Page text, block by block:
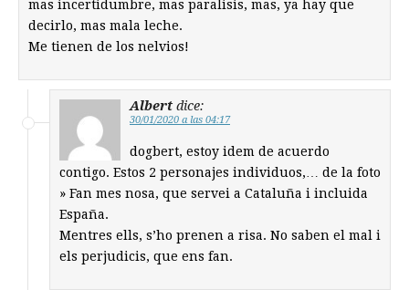
mas incertidumbre, mas paralisis, mas, ya hay que
decirlo, mas mala leche.
Me tienen de los nelvios!
Albert dice:
30/01/2020 a las 04:17
dogbert, estoy idem de acuerdo
contigo. Estos 2 personajes individuos,… de la foto
» Fan mes nosa, que servei a Cataluña i incluida
España.
Mentres ells, s’ho prenen a risa. No saben el mal i
els perjudicis, que ens fan.